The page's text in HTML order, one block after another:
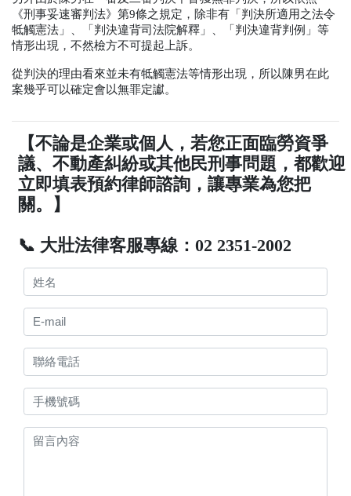
《刑事妥速審判法》第9條之規定，除非有「判決所適用之法令
牴觸憲法」、「判決違背司法院解釋」、「判決違背判例」等
情形出現，不然檢方不可提起上訴。
從判決的理由看來並未有牴觸憲法等情形出現，所以陳男在此
案幾乎可以確定會以無罪定讞。
【不論是企業或個人，若您正面臨勞資爭
議、不動產糾紛或其他民刑事問題，都歡迎
立即填表預約律師諮詢，讓專業為您把
關。】
📞 大壯法律客服專線：02 2351-2002